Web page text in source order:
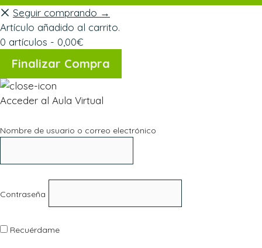
Seguir comprando →
Artículo añadido al carrito.
0 artículos - 0,00€
Finalizar Compra
Acceder al Aula Virtual
Nombre de usuario o correo electrónico
Contraseña
Recuérdame